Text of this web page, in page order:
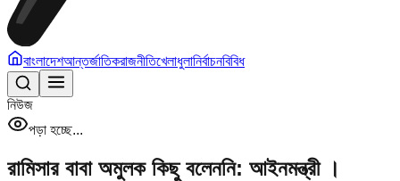
বাংলাদেশআন্তর্জাতিকরাজনীতিখেলাধুলানির্বাচনবিবিধ
নিউজ
পড়া হচ্ছে...
রামিসার বাবা অমুলক কিছু বলেননি: আইনমন্ত্রী ।